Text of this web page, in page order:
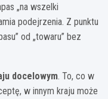
„na wszelki
podejrzenia. Z punktu
od „towaru” bez
docelowym. To, co w
w innym kraju może